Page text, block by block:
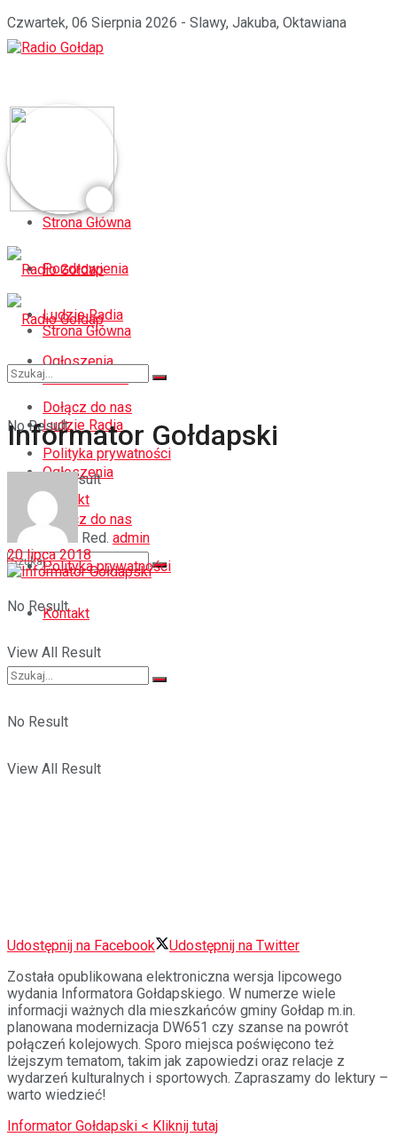
Czwartek, 06 Sierpnia 2026 - Slawy, Jakuba, Oktawiana
Strona Główna
Pozdrowienia
Ludzie Radia
Ogłoszenia
Dołącz do nas
Polityka prywatności
Kontakt
No Result
View All Result
Strona Główna
Pozdrowienia
Ludzie Radia
Ogłoszenia
Dołącz do nas
Polityka prywatności
Kontakt
No Result
View All Result
No Result
View All Result
Informator Gołdapski
Red. admin
20 lipca 2018
Udostępnij na Facebook
Udostępnij na Twitter
Została opublikowana elektroniczna wersja lipcowego
wydania Informatora Gołdapskiego. W numerze wiele
informacji ważnych dla mieszkańców gminy Gołdap m.in.
planowana modernizacja DW651 czy szanse na powrót
połączeń kolejowych. Sporo miejsca poświęcono też
lżejszym tematom, takim jak zapowiedzi oraz relacje z
wydarzeń kulturalnych i sportowych. Zapraszamy do lektury –
warto wiedzieć!
Informator Gołdapski < Kliknij tutaj